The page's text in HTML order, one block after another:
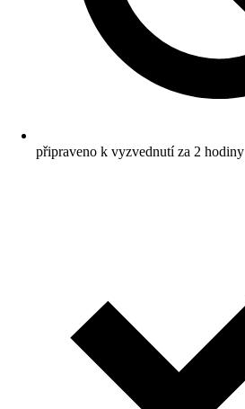
připraveno k vyzvednutí za 2 hodiny